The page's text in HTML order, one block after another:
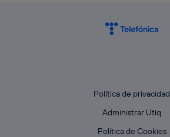
Política de privacidad
Administrar Utiq
Política de Cookies